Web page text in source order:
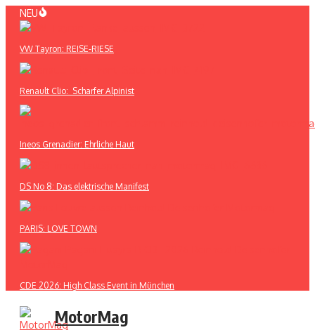
Zum
Inhalt
NEU
VW Tayron: REISE-RIESE
Renault Clio: Scharfer Alpinist
Ineos Grenadier: Ehrliche Haut
DS No 8: Das elektrische Manifest
PARIS: LOVE TOWN
CDE 2026: High Class Event in München
MotorMag